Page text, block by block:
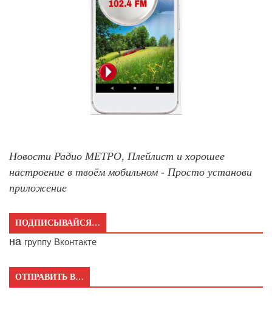
Новости Радио МЕТРО, Плейлист и хорошее
настроение в твоём мобильном - Просто установи
приложение
ПОДПИСЫВАЙСЯ…
на группу Вконтакте
ОТПРАВИТЬ В…